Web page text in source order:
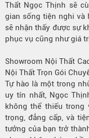
Thất Ngọc Thịnh sẽ
gian sống tiện nghi và
sẽ nhận thấy được sự
phục vụ cũng như giá
Showroom Nội Thất
Nội Thất Trọn Gói
Tự hào là một trong
uy tín nhất, Ngọc
không thể thiếu trong
trọng, đẳng cấp, và
tưởng của bạn trở